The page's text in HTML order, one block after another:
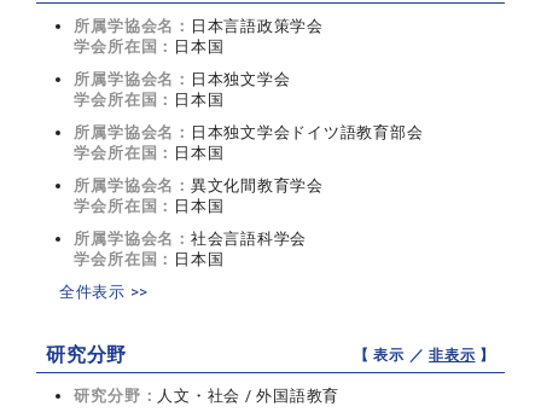
所属学協会名： 日本言語政策学会
学会所在国： 日本国
所属学協会名： 日本独文学会
学会所在国： 日本国
所属学協会名： 日本独文学会ドイツ語教育部会
学会所在国： 日本国
所属学協会名： 異文化間教育学会
学会所在国： 日本国
所属学協会名： 社会言語科学会
学会所在国： 日本国
全件表示 >>
研究分野 【 表示 ／非表示 】
研究分野： 人文・社会 / 外国語教育